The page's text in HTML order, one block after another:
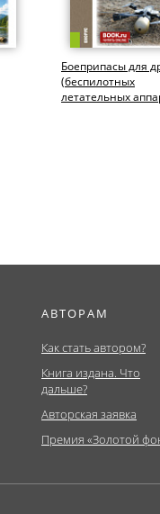
Боеприпасы для
(беспилотных
летательных
АВТОРАМ
Как стать автором?
Книга издана. Что
дальше?
Авторская заявка
Премия «Золотой